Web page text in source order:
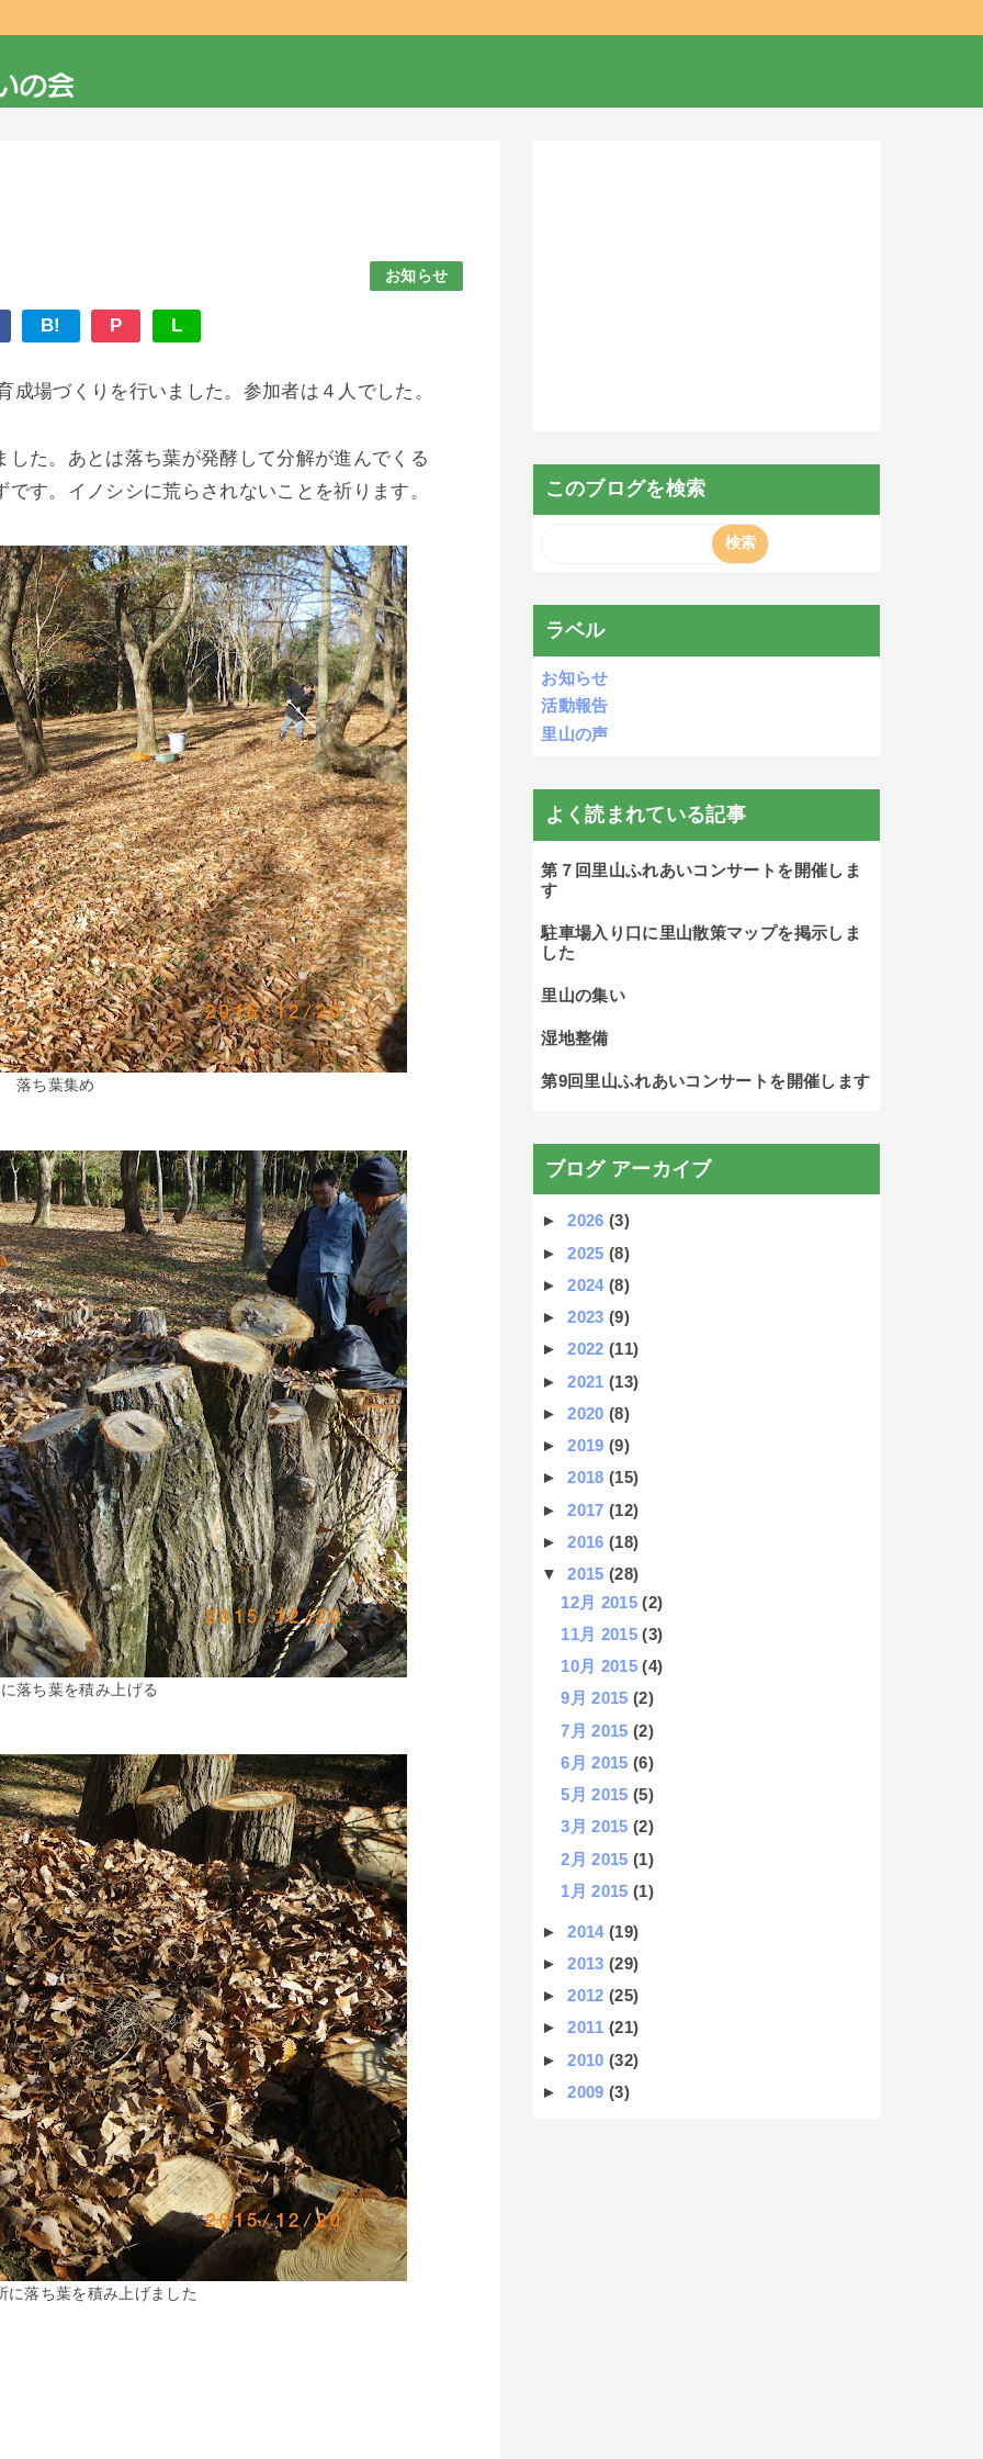
お知らせ
B! P L
場づくりを行いました。参加者は４人でした。
た。あとは落ち葉が発酵して分解が進んでくる
す。イノシシに荒らされないことを祈ります。
落ち葉集め
落ち葉を積み上げる
に落ち葉を積み上げました
このブログを検索
ラベル
お知らせ
活動報告
里山の声
よく読まれている記事
第７回里山ふれあいコンサートを開催しま
す
駐車場入り口に里山散策マップを掲示しま
した
里山の集い
湿地整備
第9回里山ふれあいコンサートを開催します
ブログ アーカイブ
►2026(3)
►2025(8)
►2024(8)
►2023(9)
►2022(11)
►2021(13)
►2020(8)
►2019(9)
►2018(15)
►2017(12)
►2016(18)
▼2015(28)
12月 2015(2)
11月 2015(3)
10月 2015(4)
9月 2015(2)
7月 2015(2)
6月 2015(6)
5月 2015(5)
3月 2015(2)
2月 2015(1)
1月 2015(1)
►2014(19)
►2013(29)
►2012(25)
►2011(21)
►2010(32)
►2009(3)